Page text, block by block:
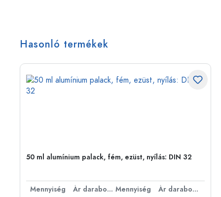
Hasonló termékek
50 ml alumínium palack, fém, ezüst, nyílás: DIN 32
Mennyiség Ár darabonként Mennyiség
Ár darabonként